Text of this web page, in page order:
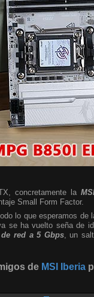
concretamente la
Small Form Factor.
lo que esperamos
se ha vuelto seña de
red a 5 Gbps, un
de MSI Iberia